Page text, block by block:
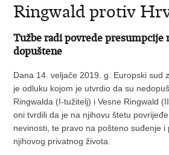
Ringwald protiv
Tužbe radi povrede presumpcije
dopuštene
Dana 14. veljače 2019. g. Europski sud
je odluku kojom je utvrdio da su
Ringwalda (I-tužitelj) i Vesne Ringwald
oni tvrdili da je na njihovu štetu
nevinosti, te pravo na pošteno suđenje i
njihovog privatnog života.